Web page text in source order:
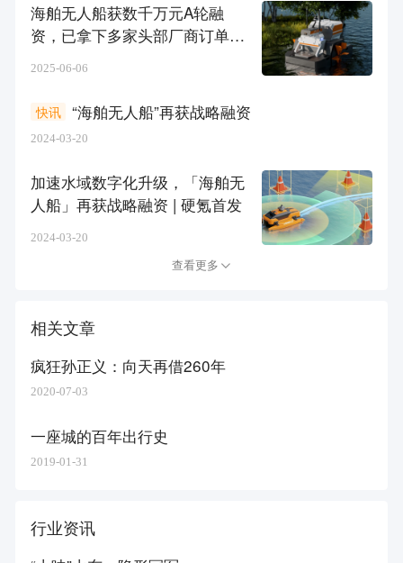
海舶无人船获数千万元A轮融
资，已拿下多家头部厂商订单｜
2025-06-06
“海舶无人船”再获战略融资
快讯
2024-03-20
加速水域数字化升级，「海舶无
人船」再获战略融资 | 硬氪首发
2024-03-20
查看更多
相关文章
疯狂孙正义：向天再借260年
2020-07-03
一座城的百年出行史
2019-01-31
行业资讯